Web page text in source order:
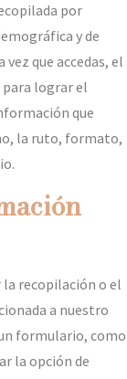
por
y de
que accedas, el
lograr el
que
la ruto, formato,
recopilación o el
a nuestro
formulario, como
la opción de